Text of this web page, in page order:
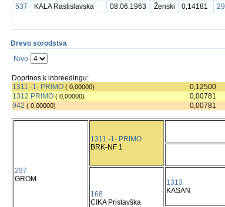
537
KALA Rastislavska 08.06.1963 Ženski 0,14181
Drevo sorodstva
Nivo
Doprinos k inbreedingu:
1311 -1- PRIMO ( 0,00000)
0,12500
1312 PRIMO ( 0,00000)
0,00781
942 ( 0,00000) 0,00781
297
GROM
1311 -1- PRIMO
BRK-NF 1
168
CIKA Pristavška
1313
KASAN